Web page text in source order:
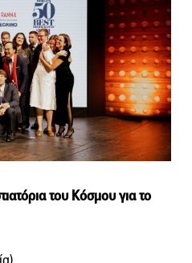
του Κόσμου για το